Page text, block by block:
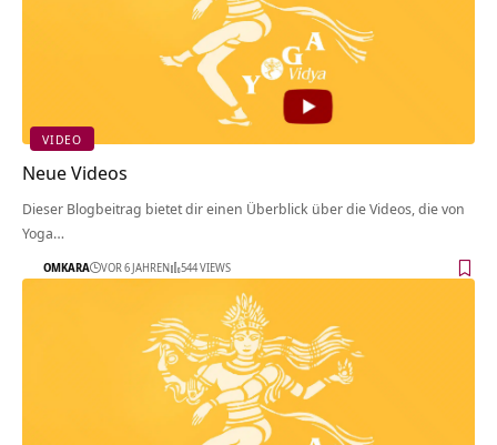
VIDEO
Neue Videos
Dieser Blogbeitrag bietet dir einen Überblick über die Videos, die von
Yoga…
OMKARA VOR 6 JAHREN 544 VIEWS